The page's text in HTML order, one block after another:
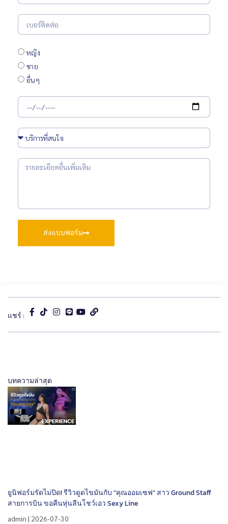
หญิง
ชาย
อื่นๆ
ส่งแบบฟอร์ม
แชร์ :
บทความล่าสุด
ยูนิฟอร์มรัดไม่ปิด! รีวิวดูดไขมันกับ “คุณออมเซฟ” สาว Ground Staff
สายการบิน ขอคืนหุ่นลีนโชว์เอว Sexy Line
admin 2026-07-30